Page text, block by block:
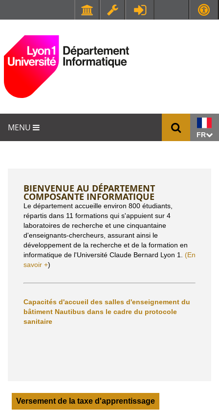
MENU
FR
BIENVENUE AU DÉPARTEMENT
COMPOSANTE INFORMATIQUE
Le département accueille environ 800 étudiants,
répartis dans 11 formations qui s'appuient sur 4
laboratoires de recherche et une cinquantaine
d'enseignants-chercheurs, assurant ainsi le
développement de la recherche et de la formation en
informatique de l'Université Claude Bernard Lyon 1. (En
savoir +)
Capacités d'accueil des salles d'enseignement du
bâtiment Nautibus dans le cadre du protocole
sanitaire
Versement de la taxe d'apprentissage